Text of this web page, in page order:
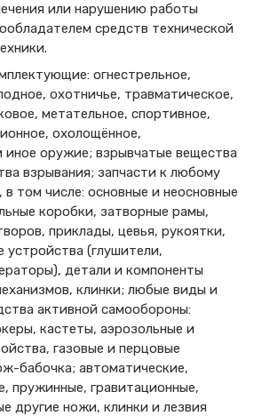
или нарушению работы
средств технической
огнестрельное,
охотничье, травматическое,
метательное, спортивное,
охолощённое,
иное оружие; взрывчатые вещества
взрывания; запчасти к любому
том числе: основные и неосновные
коробки, затворные рамы,
приклады, цевья, рукоятки,
устройства (глушители,
детали и компоненты
клинки; любые виды и
активной самообороны:
кастеты, аэрозольные и
газовые и перцовые
бабочка; автоматические,
пружинные, гравитационные,
другие ножи, клинки и лезвия